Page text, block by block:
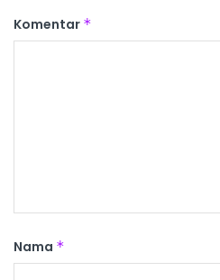
Komentar *
Nama *